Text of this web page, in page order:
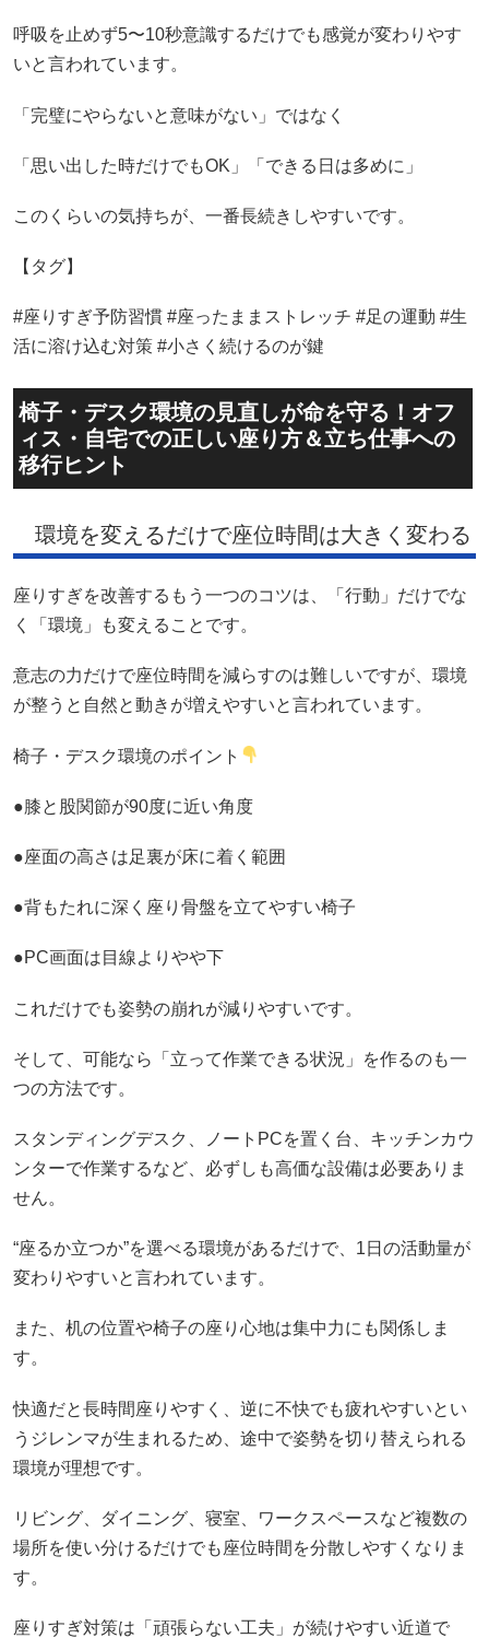
呼吸を止めず5〜10秒意識するだけでも感覚が変わりやす
いと言われています。
「完璧にやらないと意味がない」ではなく
「思い出した時だけでもOK」「できる日は多めに」
このくらいの気持ちが、一番長続きしやすいです。
【タグ】
#座りすぎ予防習慣 #座ったままストレッチ #足の運動 #生
活に溶け込む対策 #小さく続けるのが鍵
椅子・デスク環境の見直しが命を守る！オフ
ィス・自宅での正しい座り方＆立ち仕事への
移行ヒント
環境を変えるだけで座位時間は大きく変わる
座りすぎを改善するもう一つのコツは、「行動」だけでな
く「環境」も変えることです。
意志の力だけで座位時間を減らすのは難しいですが、環境
が整うと自然と動きが増えやすいと言われています。
椅子・デスク環境のポイント
●膝と股関節が90度に近い角度
●座面の高さは足裏が床に着く範囲
●背もたれに深く座り骨盤を立てやすい椅子
●PC画面は目線よりやや下
これだけでも姿勢の崩れが減りやすいです。
そして、可能なら「立って作業できる状況」を作るのも一
つの方法です。
スタンディングデスク、ノートPCを置く台、キッチンカウ
ンターで作業するなど、必ずしも高価な設備は必要ありま
せん。
“座るか立つか”を選べる環境があるだけで、1日の活動量が
変わりやすいと言われています。
また、机の位置や椅子の座り心地は集中力にも関係しま
す。
快適だと長時間座りやすく、逆に不快でも疲れやすいとい
うジレンマが生まれるため、途中で姿勢を切り替えられる
環境が理想です。
リビング、ダイニング、寝室、ワークスペースなど複数の
場所を使い分けるだけでも座位時間を分散しやすくなりま
す。
座りすぎ対策は「頑張らない工夫」が続けやすい近道で